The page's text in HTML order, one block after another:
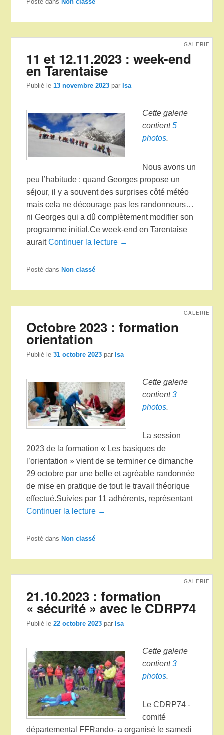
11 et 12.11.2023 : week-end
en Tarentaise
GALERIE
Publié le13 novembre 2023 par Isa
Cette galerie
contient5
photos.
Nous avons un
peu l’habitude : quand Georges propose un
séjour, il y a souvent des surprises côté météo
mais cela ne décourage pas les randonneurs…
ni Georges qui a dû complètement modifier son
programme initial.Ce week-end en Tarentaise
auraitContinuer la lecture →
Posté dans Non classé
Octobre 2023 : formation
orientation
GALERIE
Publié le31 octobre 2023 par Isa
Cette galerie
contient3
photos.
La session
2023 de la formation « Les basiques de
l’orientation » vient de se terminer ce dimanche
29 octobre par une belle et agréable randonnée
de mise en pratique de tout le travail théorique
effectué.Suivies par 11 adhérents, représentant
Continuer la lecture →
Posté dans Non classé
21.10.2023 : formation
« sécurité » avec le CDRP74
GALERIE
Publié le22 octobre 2023 par Isa
Cette galerie
contient3
photos.
Le CDRP74 -
comité
départemental FFRando- a organisé le samedi